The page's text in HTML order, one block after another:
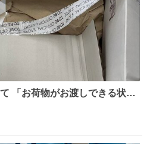
「お荷物がお渡しできる状況
えっ😳 見に行くとこの状態
て新しいの